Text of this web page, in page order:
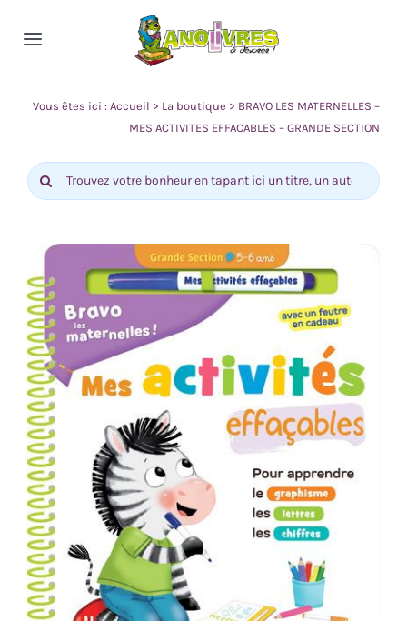
Toggle
Contact
0
Vous êtes ici :Accueil > La boutique > BRAVO LES MATERNELLES –
MES ACTIVITES EFFACABLES – GRANDE SECTION
Rechercher: